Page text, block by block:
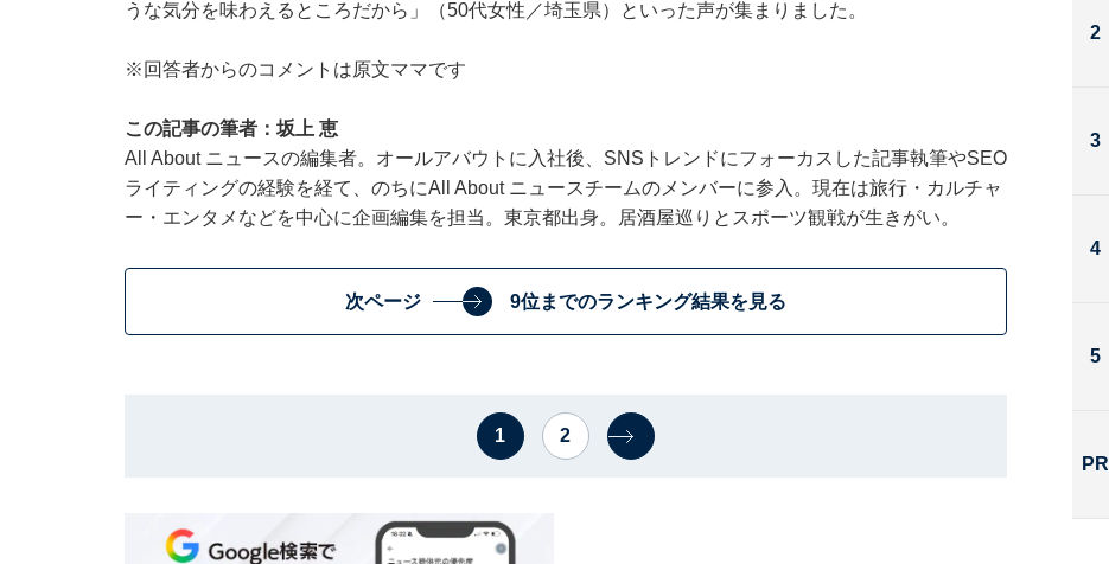
うな気分を味わえるところだから」（50代女性／埼玉県）といった声が集まりました。
※回答者からのコメントは原文ママです
この記事の筆者：坂上 恵
All About ニュースの編集者。オールアバウトに入社後、SNSトレンドにフォーカスした記事執筆やSEO
ライティングの経験を経て、のちにAll About ニュースチームのメンバーに参入。現在は旅行・カルチャ
ー・エンタメなどを中心に企画編集を担当。東京都出身。居酒屋巡りとスポーツ観戦が生きがい。
次ページ 9位までのランキング結果を見る
1 2
2
3
4
5
PR